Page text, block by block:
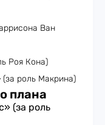
Ван
Роя Кона)
роль Макрина)
плана
(за роль